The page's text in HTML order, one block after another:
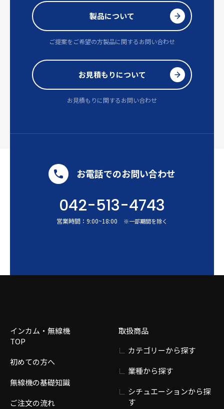
製品について
ご提案をご希望の方製品に関するお問い合わせ
お見積もりについて
お見積もりに関するお問い合わせ
お電話でのお問い合わせ
042-513-4743
営業時間： 9:00~18:00 ※一部期間を除く
インカム・無線機
TOP
初めての方へ
無線機の基礎知識
ご注文の流れ
取扱商品
カテゴリーから探す
業種から探す
シチュエーションから探
す